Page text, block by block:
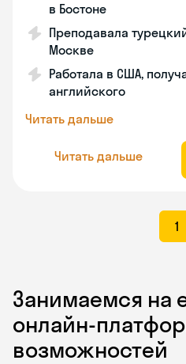
в Бостоне
Преподавала
Москве
Работала в США,
английского
Читать дальше
Читать дальше
1
Занимаемся на
онлайн-
возможностей